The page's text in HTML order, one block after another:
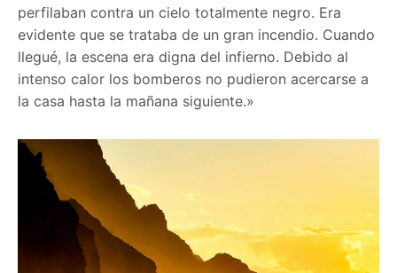
perfilaban contra un cielo totalmente negro. Era
evidente que se trataba de un gran incendio. Cuando
llegué, la escena era digna del infierno. Debido al
intenso calor los bomberos no pudieron acercarse a
la casa hasta la mañana siguiente.»